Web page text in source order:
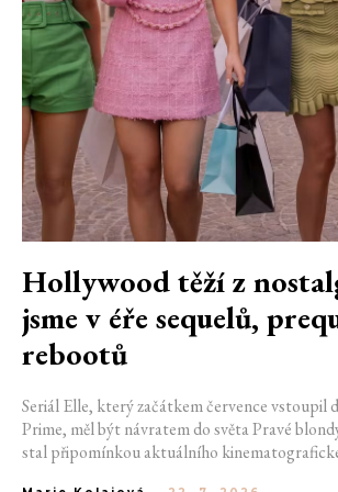
Hollywood těží z
jsme v éře sequelů,
rebootů
Seriál Elle, který začátkem července vstoupil
Prime, měl být návratem do světa Pravé
stal připomínkou aktuálního